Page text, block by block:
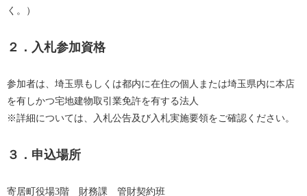
く。）
​２．入札参加資格
参加者は、埼玉県もしくは都内に在住の個人または埼玉県内に本店
を有しかつ宅地建物取引業免許を有する法人​
※詳細については、入札公告及び入札実施要領をご確認ください。
３．申込場所
寄居町役場3階 財務課 管財契約班